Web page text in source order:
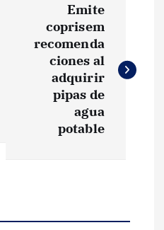
Emite
coprisem
recomenda
ciones al
adquirir
pipas de
agua
potable